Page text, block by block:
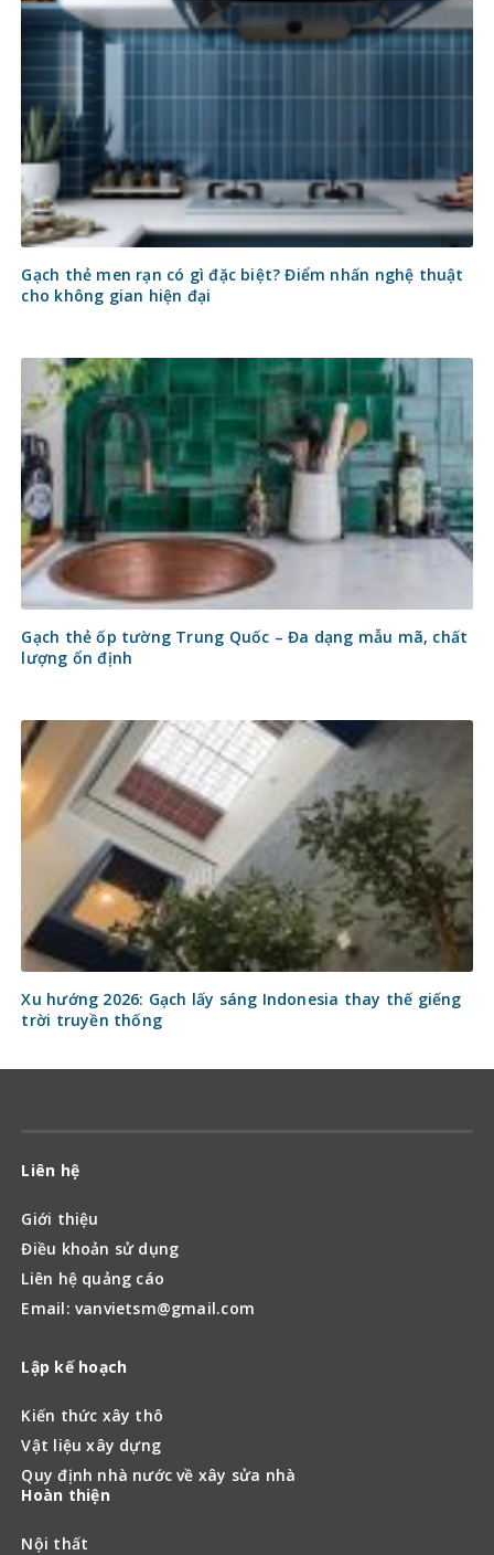
Gạch thẻ men rạn có gì đặc biệt? Điểm nhấn nghệ thuật
cho không gian hiện đại
Gạch thẻ ốp tường Trung Quốc – Đa dạng mẫu mã, chất
lượng ổn định
Xu hướng 2026: Gạch lấy sáng Indonesia thay thế giếng
trời truyền thống
Liên hệ
Giới thiệu
Điều khoản sử dụng
Liên hệ quảng cáo
Email: vanvietsm@gmail.com
Lập kế hoạch
Kiến thức xây thô
Vật liệu xây dựng
Quy định nhà nước về xây sửa nhà
Hoàn thiện
Nội thất